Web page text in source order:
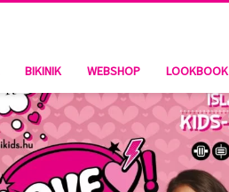
BIKINIK WEBSHOP LOOKBOOK